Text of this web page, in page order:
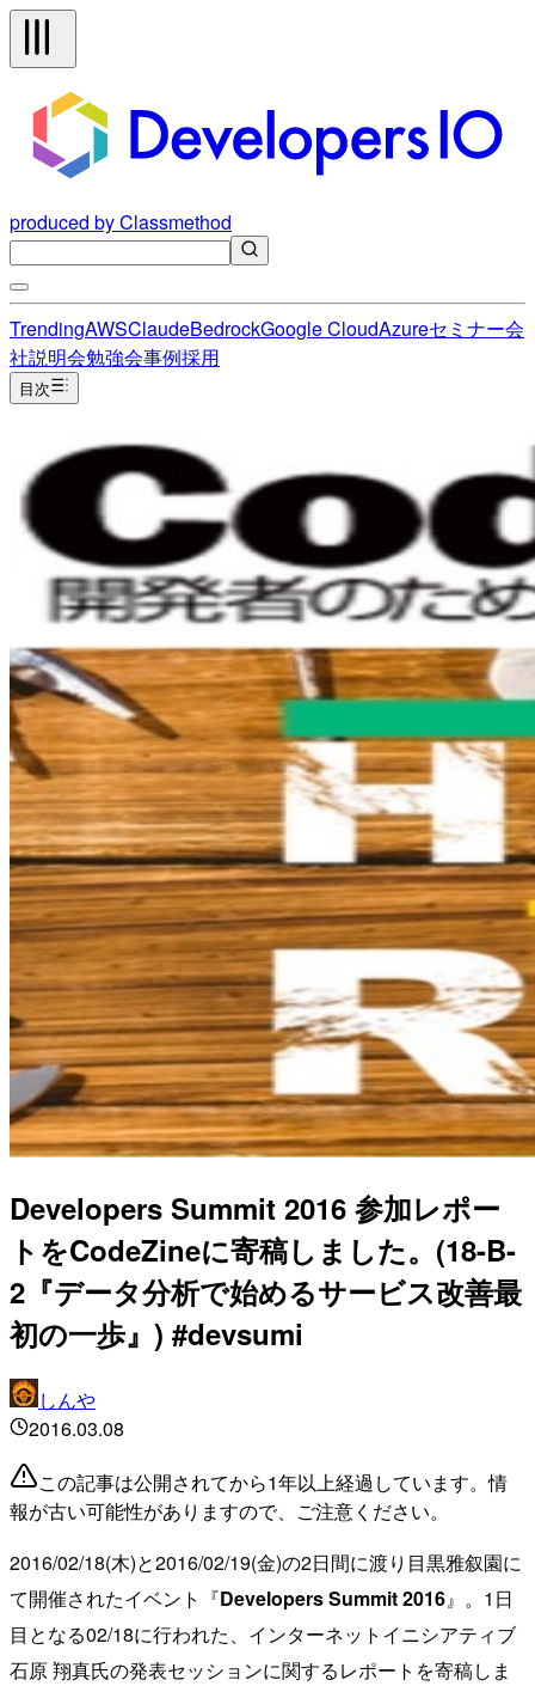
produced by Classmethod
TrendingAWSClaudeBedrockGoogle CloudAzureセミナー会
社説明会勉強会事例採用
目次
Developers Summit 2016 参加レポー
トをCodeZineに寄稿しました。(18-B-
2『データ分析で始めるサービス改善最
初の一歩』) #devsumi
しんや
2016.03.08
この記事は公開されてから1年以上経過しています。情
報が古い可能性がありますので、ご注意ください。
2016/02/18(木)と2016/02/19(金)の2日間に渡り目黒雅叙園に
て開催されたイベント『Developers Summit 2016』。1日
目となる02/18に行われた、インターネットイニシアティブ
石原 翔真氏の発表セッションに関するレポートを寄稿しま